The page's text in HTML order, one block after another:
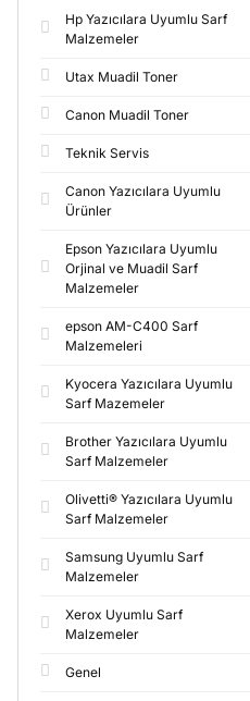
Hp Yazıcılara Uyumlu Sarf
Malzemeler
Utax Muadil Toner
Canon Muadil Toner
Teknik Servis
Canon Yazıcılara Uyumlu
Ürünler
Epson Yazıcılara Uyumlu
Orjinal ve Muadil Sarf
Malzemeler
epson AM-C400 Sarf
Malzemeleri
Kyocera Yazıcılara Uyumlu
Sarf Mazemeler
Brother Yazıcılara Uyumlu
Sarf Malzemeler
Olivetti® Yazıcılara Uyumlu
Sarf Malzemeler
Samsung Uyumlu Sarf
Malzemeler
Xerox Uyumlu Sarf
Malzemeler
Genel